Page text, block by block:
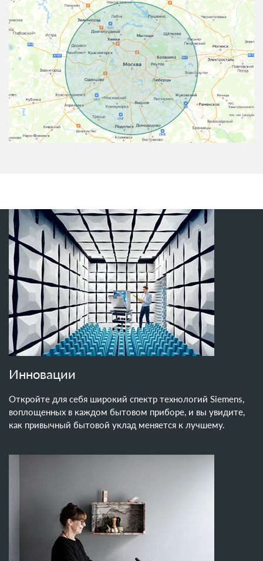
Инновации
Откройте для себя широкий спектр технологий Siemens,
воплощенных в каждом бытовом приборе, и вы увидите,
как привычный бытовой уклад меняется к лучшему.